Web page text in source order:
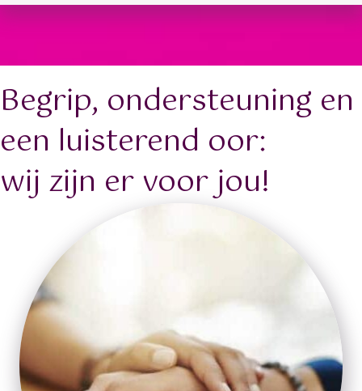
Begrip, ondersteuning en
een luisterend oor:
wij zijn er voor jou!